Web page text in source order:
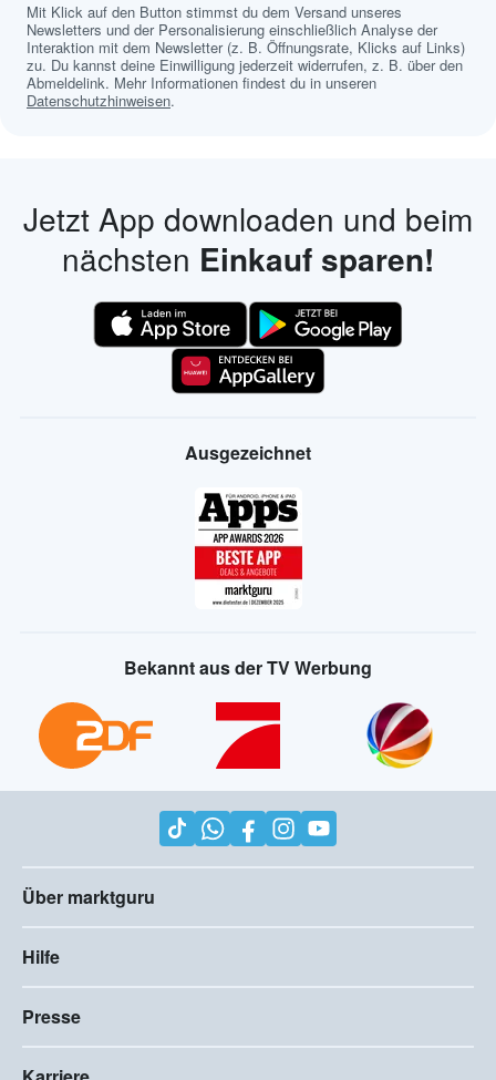
Mit Klick auf den Button stimmst du dem Versand unseres
Newsletters und der Personalisierung einschließlich Analyse der
Interaktion mit dem Newsletter (z. B. Öffnungsrate, Klicks auf Links)
zu. Du kannst deine Einwilligung jederzeit widerrufen, z. B. über den
Abmeldelink. Mehr Informationen findest du in unseren
Datenschutzhinweisen.
Jetzt App downloaden und beim
nächsten Einkauf sparen!
Ausgezeichnet
Bekannt aus der TV Werbung
Über marktguru
Hilfe
Presse